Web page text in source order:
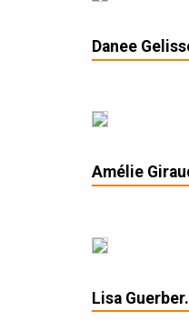
Danee
Amélie
Lisa Guerber.